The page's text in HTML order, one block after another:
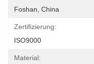
Foshan, China
Zertifizierung:
ISO9000
Material: